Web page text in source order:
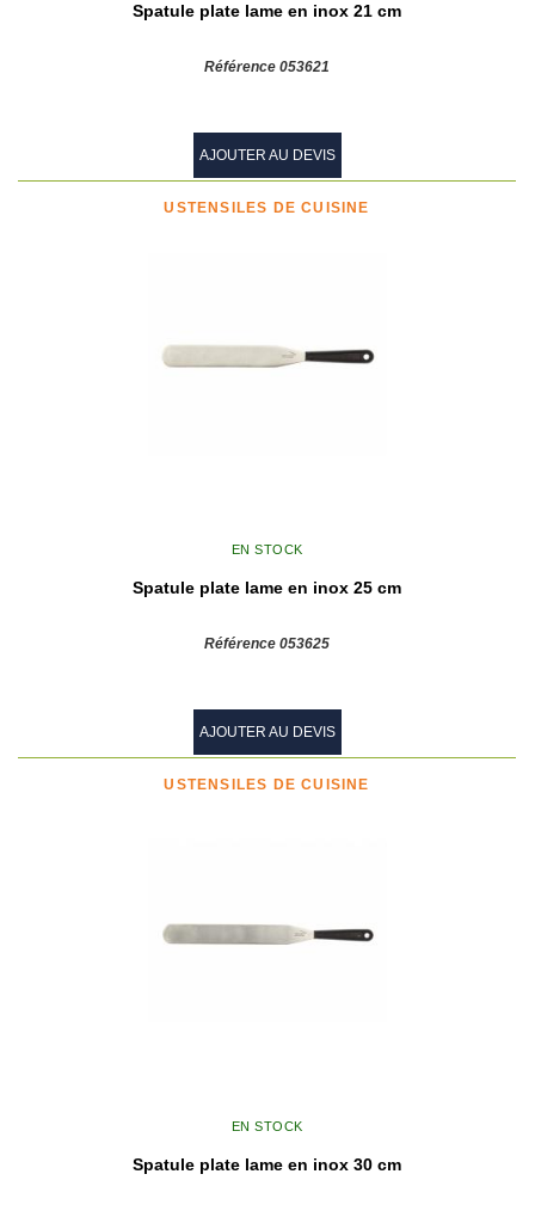
Spatule plate lame en inox 21 cm
Référence 053621
AJOUTER AU DEVIS
USTENSILES DE CUISINE
EN STOCK
Spatule plate lame en inox 25 cm
Référence 053625
AJOUTER AU DEVIS
USTENSILES DE CUISINE
EN STOCK
Spatule plate lame en inox 30 cm